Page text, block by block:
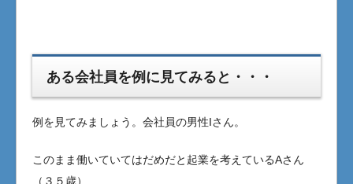
ある会社員を例に見てみると・・・
例を見てみましょう。会社員の男性Iさん。
このまま働いていてはだめだと起業を考えているAさん
（３５歳）